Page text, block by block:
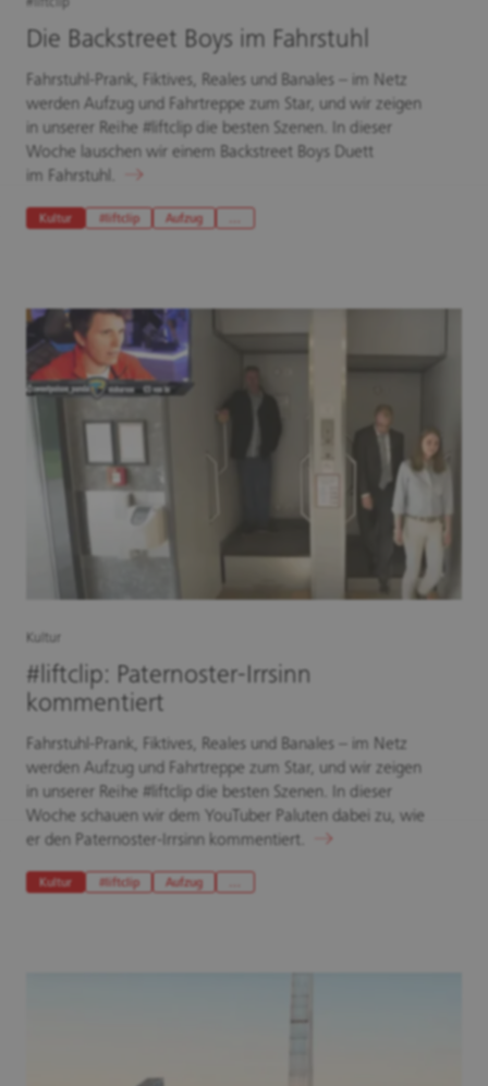
#liftclip
Die Backstreet Boys im Fahrstuhl
Fahrstuhl-Prank, Fiktives, Reales und Banales – im Netz
werden Aufzug und Fahrtreppe zum Star, und wir zeigen
in unserer Reihe #liftclip die besten Szenen. In dieser
Woche lauschen wir einem Backstreet Boys Duett
im Fahrstuhl.
Kultur #liftclip Aufzug
Kultur
#liftclip: Paternoster-Irrsinn
kommentiert
Fahrstuhl-Prank, Fiktives, Reales und Banales – im Netz
werden Aufzug und Fahrtreppe zum Star, und wir zeigen
in unserer Reihe #liftclip die besten Szenen. In dieser
Woche schauen wir dem YouTuber Paluten dabei zu, wie
er den Paternoster-Irrsinn kommentiert.
Kultur #liftclip Aufzug